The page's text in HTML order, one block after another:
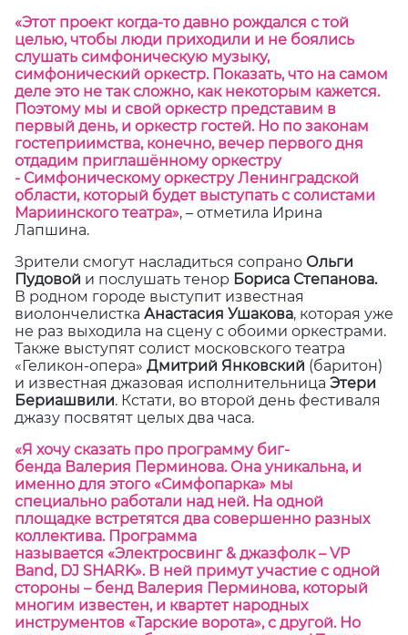
«Этот проект когда-то давно рождался с той
целью, чтобы люди приходили и не боялись
слушать симфоническую музыку,
симфонический оркестр. Показать, что на самом
деле это не так сложно, как некоторым кажется.
Поэтому мы и свой оркестр представим в
первый день, и оркестр гостей. Но по законам
гостеприимства, конечно, вечер первого дня
отдадим приглашённому оркестру
- Симфоническому оркестру Ленинградской
области, который будет выступать с солистами
Мариинского театра», – отметила Ирина
Лапшина.
Зрители смогут насладиться сопрано Ольги
Пудовой и послушать тенор Бориса Степанова.
В родном городе выступит известная
виолончелистка Анастасия Ушакова, которая уже
не раз выходила на сцену с обоими оркестрами.
Также выступят солист московского театра
«Геликон-опера» Дмитрий Янковский (баритон)
и известная джазовая исполнительница Этери
Бериашвили. Кстати, во второй день фестиваля
джазу посвятят целых два часа.
«Я хочу сказать про программу биг-
бенда Валерия Перминова. Она уникальна, и
именно для этого «Симфопарка» мы
специально работали над ней. На одной
площадке встретятся два совершенно разных
коллектива. Программа
называется «Электросвинг & джазфолк–VP
Band, DJ SHARK». В ней примут участие с одной
стороны – бенд Валерия Перминова, который
многим известен, и квартет народных
инструментов «Тарские ворота», с другой. Но